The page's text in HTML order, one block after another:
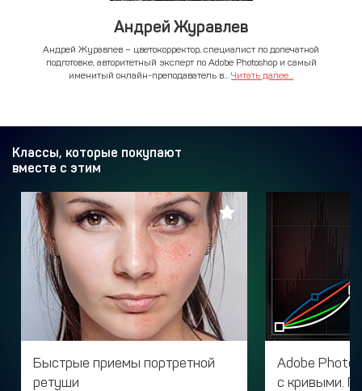
Андрей Журавлев
Андрей Журавлев – цветокорректор, специалист по допечатной
подготовке, авторитетный эксперт по Adobe Photoshop и самый
именитый онлайн-преподаватель в... Читать далее...
Классы, которые покупают
вместе с этим
Быстрые приемы портретной
ретуши
Adobe
с кривыми.